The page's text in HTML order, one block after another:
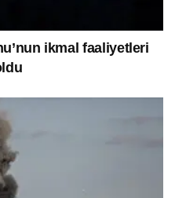
ikmal faaliyetleri